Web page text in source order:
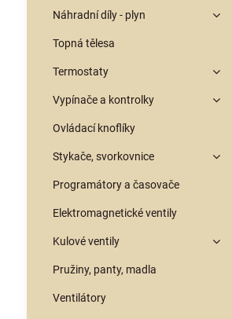
Náhradní díly - plyn
Topná tělesa
Termostaty
Vypínače a kontrolky
Ovládací knoflíky
Stykače, svorkovnice
Programátory a časovače
Elektromagnetické ventily
Kulové ventily
Pružiny, panty, madla
Ventilátory